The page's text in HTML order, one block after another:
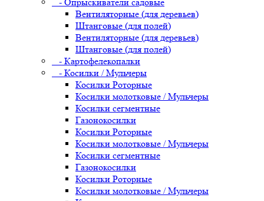
Вентиляторные (для деревьев)
Штанговые (для полей)
Вентиляторные (для деревьев)
Штанговые (для полей)
- Картофелекопалки
- Косилки / Мульчеры
Косилки Роторные
Косилки молотковые / Мульчеры
Косилки сегментные
Газонокосилки
Косилки Роторные
Косилки молотковые / Мульчеры
Косилки сегментные
Газонокосилки
Косилки Роторные
Косилки молотковые / Мульчеры